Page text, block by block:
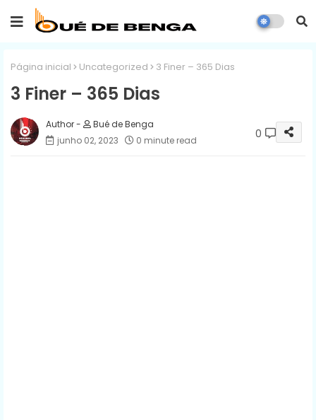
Página inicial Uncategorized 3 Finer – 365 Dias
3 Finer – 365 Dias
Bué de Benga
junho 02, 2023
0 minute read 0